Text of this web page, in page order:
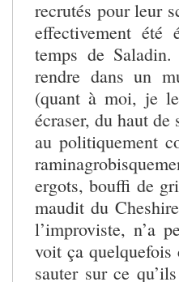
recrutés pour leur
effectivement été
temps de
rendre dans un
(quant à moi, je
écraser, du haut de
au politiquement
ergots, bouffi de
maudit du
l’improviste, n’a
voit ça quelquefois
sauter sur ce